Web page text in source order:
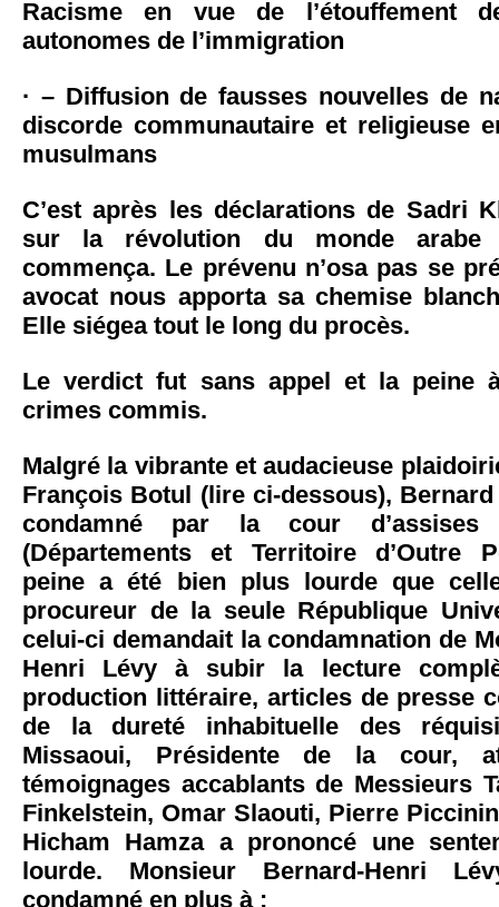
Racisme en vue de l’étouffement
autonomes de l’immigration
· – Diffusion de fausses nouvelles de
discorde communautaire et religieuse
musulmans
C’est après les déclarations de Sadri
sur la révolution du monde
commença. Le prévenu n’osa pas se
avocat nous apporta sa chemise
Elle siégea tout le long du procès.
Le verdict fut sans appel et la peine
crimes commis.
Malgré la vibrante et audacieuse
François Botul (lire ci-dessous),
condamné par la cour d’assises
(Départements et Territoire d’Outre
peine a été bien plus lourde que
procureur de la seule République
celui-ci demandait la condamnation de
Henri Lévy à subir la lecture
production littéraire, articles de presse
de la dureté inhabituelle des
Missaoui, Présidente de la cour,
témoignages accablants de Messieurs
Finkelstein, Omar Slaouti, Pierre
Hicham Hamza a prononcé une
lourde. Monsieur Bernard-Henri
condamné en plus à :